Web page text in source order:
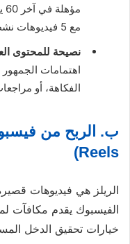
مع 5 فيديوهات نشطة على الأقل.
نصيحة للمحتوى
اهتمامات الجمهور
الفكاهة، أو
Reels)
الريلز هي فيديوهات
الفيسبوك يقدم مكافآت
خيارات تحقيق الدخل